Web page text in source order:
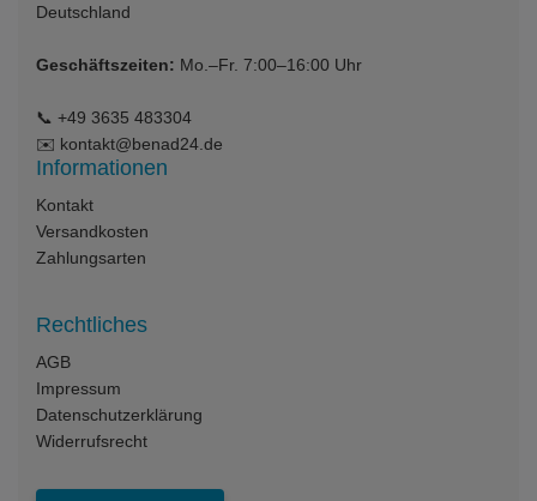
Deutschland
Geschäftszeiten: Mo.–Fr. 7:00–16:00 Uhr
📞 +49 3635 483304
✉️ kontakt@benad24.de
Informationen
Kontakt
Versandkosten
Zahlungsarten
Rechtliches
AGB
Impressum
Datenschutzerklärung
Widerrufsrecht